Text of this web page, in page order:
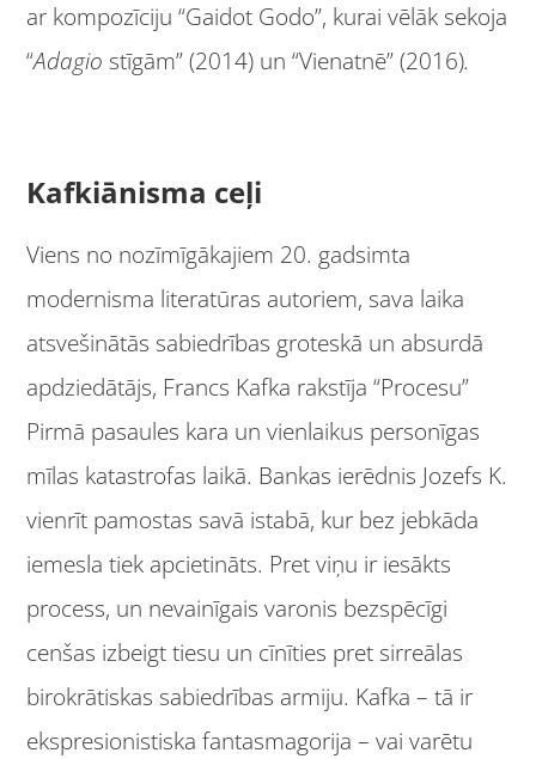
ar kompozīciju “Gaidot Godo”, kurai vēlāk sekoja
“Adagio stīgām” (2014) un “Vienatnē” (2016).
Kafkiānisma ceļi
Viens no nozīmīgākajiem 20. gadsimta
modernisma literatūras autoriem, sava laika
atsvešinātās sabiedrības groteskā un absurdā
apdziedātājs, Francs Kafka rakstīja “Procesu”
Pirmā pasaules kara un vienlaikus personīgas
mīlas katastrofas laikā. Bankas ierēdnis Jozefs K.
vienrīt pamostas savā istabā, kur bez jebkāda
iemesla tiek apcietināts. Pret viņu ir iesākts
process, un nevainīgais varonis bezspēcīgi
cenšas izbeigt tiesu un cīnīties pret sirreālas
birokrātiskas sabiedrības armiju. Kafka – tā ir
ekspresionistiska fantasmagorija – vai varētu